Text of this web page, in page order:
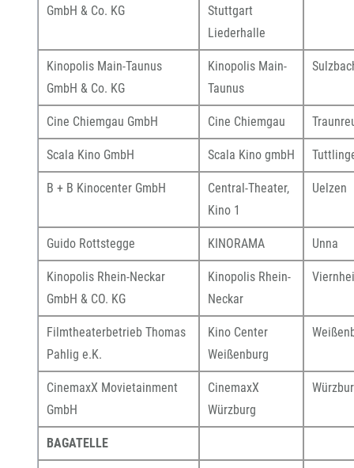
GmbH & Co. KG
Stuttgart
Liederhalle
Kinopolis Main-Taunus
GmbH & Co. KG
Kinopolis Main-
Taunus
Cine Chiemgau GmbH Cine Chiemgau
Scala Kino GmbH Scala Kino gmbH
B + B Kinocenter GmbH
Central-Theater,
Kino 1
Uelzen
Guido Rottstegge KINORAMA Unna
Kinopolis Rhein-Neckar
GmbH & CO. KG
Kinopolis Rhein-
Neckar
Filmtheaterbetrieb Thomas
Pahlig e.K.
Kino Center
Weißenburg
CinemaxX Movietainment
GmbH
CinemaxX
Würzburg
BAGATELLE